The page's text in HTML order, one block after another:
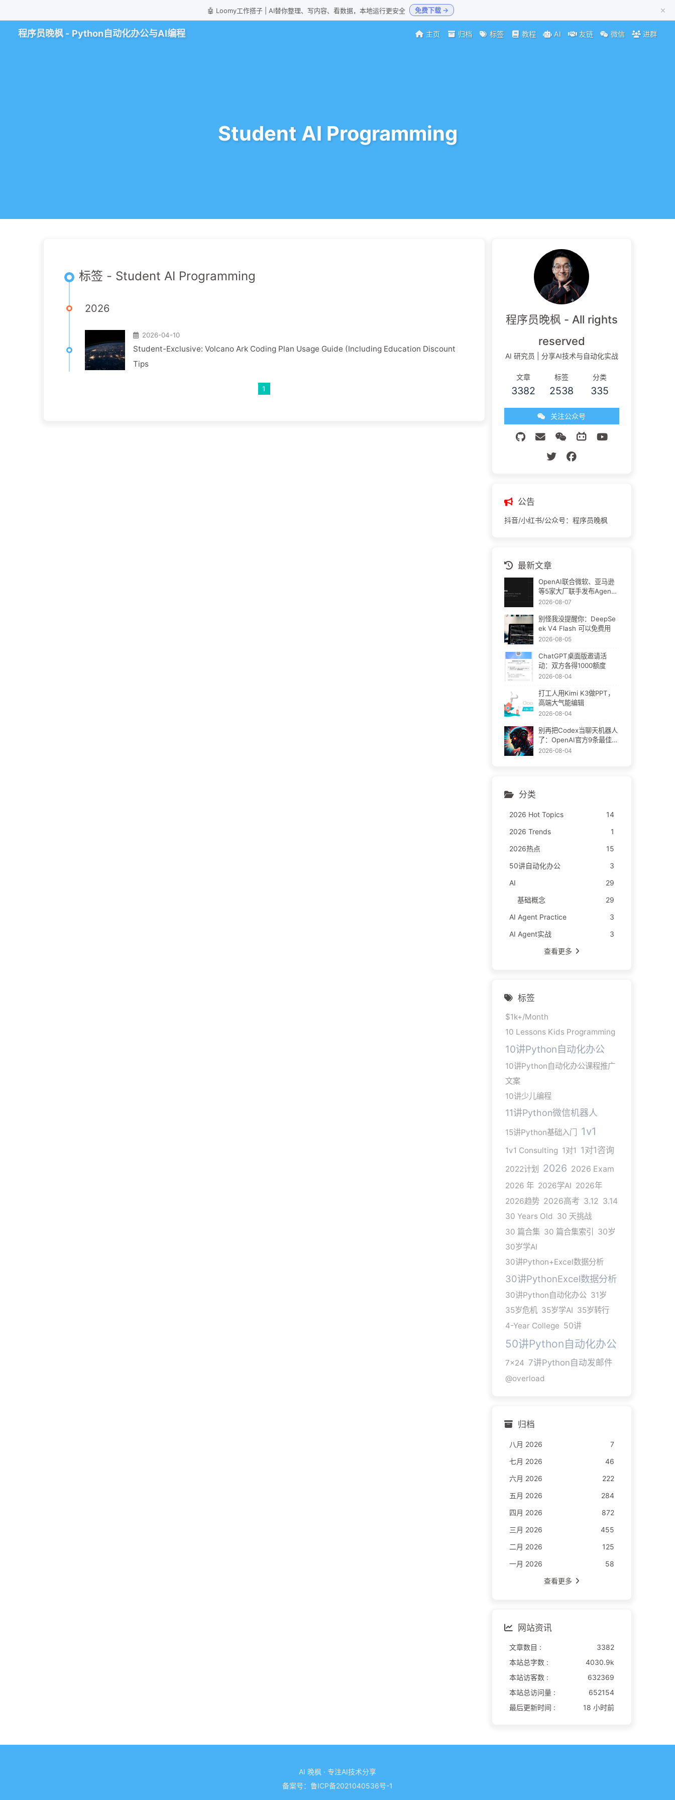
🤖 Loomy工作搭子 | AI替你整理、写内容、看数据，本地运行更安全 免费下载 → ×
程序员晚枫 - Python自动化办公与AI编程 主页 归档 标签 教程 AI 友链 微信 进群
Student AI Programming
标签 - Student AI Programming
2026
2026-04-10
Student-Exclusive: Volcano Ark Coding Plan Usage Guide (Including Education Discount
Tips
1
程序员晚枫 - All rights
reserved
AI 研究员 | 分享AI技术与自动化实战
文章
3382
标签
2538
分类
335
关注公众号
公告
抖音/小红书/公众号：程序员晚枫
最新文章
OpenAI联合微软、亚马逊
等5家大厂联手发布Agent
Plugins：AI插件终于要统
2026-08-07
别怪我没提醒你：DeepSe
ek V4 Flash 可以免费用
2026-08-05
ChatGPT桌面版邀请活
动：双方各得1000额度
2026-08-04
打工人用Kimi K3做PPT，
高端大气能编辑
2026-08-04
别再把Codex当聊天机器人
了：OpenAI官方9条最佳实
践
2026-08-04
分类
2026 Hot Topics
14
2026 Trends
1
2026热点
15
50讲自动化办公
3
AI
29
基础概念
29
AI Agent Practice
3
AI Agent实战
3
查看更多
标签
$1k+/Month
10 Lessons Kids Programming
10讲Python自动化办公
10讲Python自动化办公课程推广
文案
10讲少儿编程
11讲Python微信机器人
15讲Python基础入门 1v1
1v1 Consulting 1对1 1对1咨询
2022计划 2026 2026 Exam
2026 年 2026学AI 2026年
2026趋势 2026高考 3.12 3.14
30 Years Old 30 天挑战
30 篇合集 30 篇合集索引
30岁
30岁学AI
30讲Python+Excel数据分析
30讲PythonExcel数据分析
30讲Python自动化办公 31岁
35岁危机 35岁学AI 35岁转行
4-Year College 50讲
50讲Python自动化办公
7x24 7讲Python自动发邮件
@overload
归档
八月 2026
7
七月 2026
46
六月 2026
222
五月 2026
284
四月 2026
872
三月 2026
455
二月 2026
125
一月 2026
58
查看更多
网站资讯
文章数目 :
3382
本站总字数 :
4030.9k
本站访客数 :
632369
本站总访问量 :
652154
最后更新时间 :
18 小时前
AI 晚枫 · 专注AI技术分享
备案号： 鲁ICP备2021040536号-1